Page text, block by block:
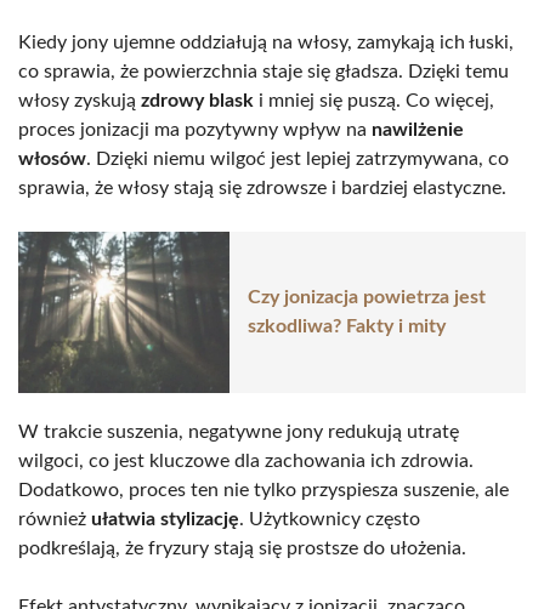
Kiedy jony ujemne oddziałują na włosy, zamykają ich łuski,
co sprawia, że powierzchnia staje się gładsza. Dzięki temu
włosy zyskują zdrowy blask i mniej się puszą. Co więcej,
proces jonizacji ma pozytywny wpływ na nawilżenie
włosów. Dzięki niemu wilgoć jest lepiej zatrzymywana, co
sprawia, że włosy stają się zdrowsze i bardziej elastyczne.
Czy jonizacja powietrza jest
szkodliwa? Fakty i mity
W trakcie suszenia, negatywne jony redukują utratę
wilgoci, co jest kluczowe dla zachowania ich zdrowia.
Dodatkowo, proces ten nie tylko przyspiesza suszenie, ale
również ułatwia stylizację. Użytkownicy często
podkreślają, że fryzury stają się prostsze do ułożenia.